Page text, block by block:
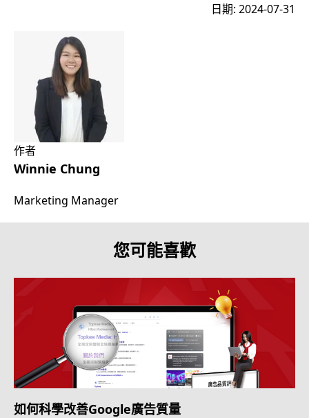
日期: 2024-07-31
作者
Winnie Chung
Marketing Manager
您可能喜歡
如何科學改善Google廣告質量